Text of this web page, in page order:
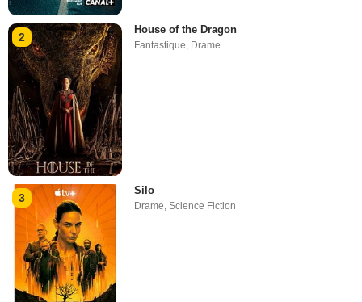
2
House of the Dragon
Fantastique, Drame
3
Silo
Drame ,Science Fiction